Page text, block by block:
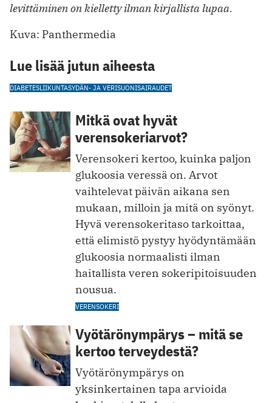
levittäminen on kielletty ilman kirjallista lupaa.
Kuva: Panthermedia
Lue lisää jutun aiheesta
DIABETESLIIKUNTASYDÄN- JA VERISUONISAIRAUDET
Mitkä ovat hyvät
verensokeriarvot?
Verensokeri kertoo, kuinka paljon
glukoosia veressä on. Arvot
vaihtelevat päivän aikana sen
mukaan, milloin ja mitä on syönyt.
Hyvä verensokeritaso tarkoittaa,
että elimistö pystyy hyödyntämään
glukoosia normaalisti ilman
haitallista veren sokeripitoisuuden
nousua.
VERENSOKERI
Vyötärönympärys – mitä se
kertoo terveydestä?
Vyötärönympärys on
yksinkertainen tapa arvioida